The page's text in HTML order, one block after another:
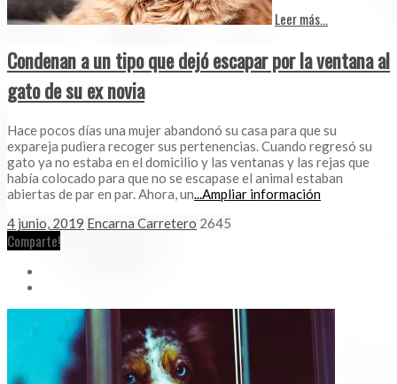
Leer más...
Condenan a un tipo que dejó escapar por la ventana al
gato de su ex novia
Hace pocos días una mujer abandonó su casa para que su
expareja pudiera recoger sus pertenencias. Cuando regresó su
gato ya no estaba en el domicilio y las ventanas y las rejas que
había colocado para que no se escapase el animal estaban
abiertas de par en par. Ahora, un ...Ampliar información
4 junio, 2019 Encarna Carretero 2645
Comparte!